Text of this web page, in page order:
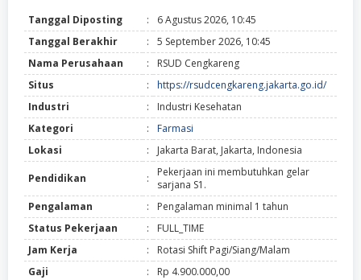
Tanggal Diposting :
6 Agustus 2026, 10:45
Tanggal Berakhir
:
5 September 2026, 10:45
Nama Perusahaan
:
RSUD Cengkareng
Situs
:
https://rsudcengkareng.jakarta.go.id/
Industri
:
Industri Kesehatan
Kategori
:
Farmasi
Lokasi
: Jakarta Barat, Jakarta, Indonesia
Pendidikan :
Pekerjaan ini membutuhkan gelar
sarjana S1.
Pengalaman
:
Pengalaman minimal 1 tahun
Status Pekerjaan
:
FULL_TIME
Jam Kerja
:
Rotasi Shift Pagi/Siang/Malam
Gaji
: Rp 4.900.000,00